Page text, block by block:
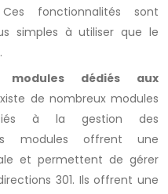
fonctionnalités sont
simples à utiliser que le
modules dédiés aux
de nombreux modules
à la gestion des
modules offrent une
et permettent de gérer
301. Ils offrent une